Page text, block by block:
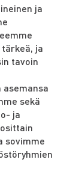
ja
ja
tavoin
sekä
ja
sovimme